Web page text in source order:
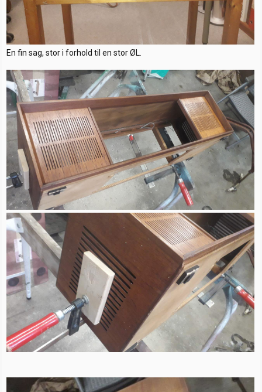
En fin sag, stor i forhold til en stor ØL.